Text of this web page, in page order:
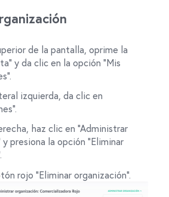
de la pantalla, oprime la
y da clic en la opción “Mis
izquierda, da clic en
haz clic en “Administrar
y presiona la opción “Eliminar
rojo “Eliminar organización”.